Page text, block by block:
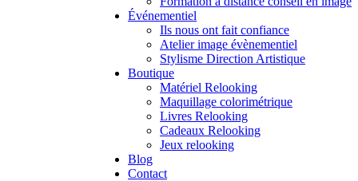
Événementiel
Ils nous ont fait confiance
Atelier image évènementiel
Stylisme Direction Artistique
Boutique
Matériel Relooking
Maquillage colorimétrique
Livres Relooking
Cadeaux Relooking
Jeux relooking
Blog
Contact